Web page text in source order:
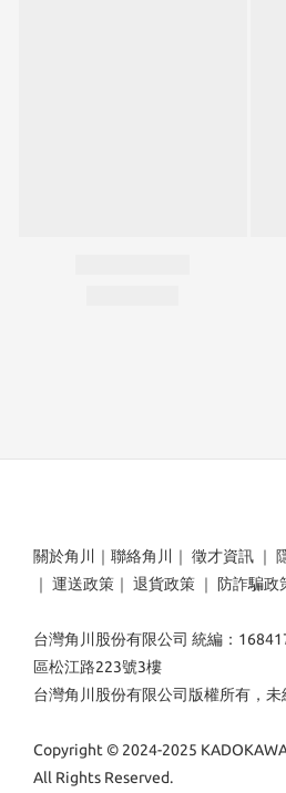
關於角川 ｜ 聯絡角川 ｜ 徵才資訊 ｜
｜ 運送政策 ｜ 退貨政策 ｜ 防詐騙政
台灣角川股份有限公司 統編：
區松江路223號3樓
台灣角川股份有限公司版權所有，
Copyright © 2024-2025
All Rights Reserved.